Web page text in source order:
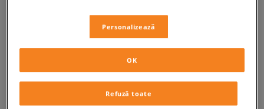
copii, încălțăminte iarnă
219,99 RON
reducere)
Personalizează
Refuză toate
OK